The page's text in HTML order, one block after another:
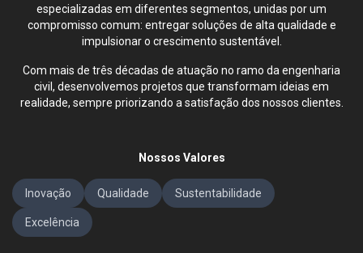
especializadas em diferentes segmentos, unidas por um
compromisso comum: entregar soluções de alta qualidade e
impulsionar o crescimento sustentável.
Com mais de três décadas de atuação no ramo da engenharia
civil, desenvolvemos projetos que transformam ideias em
realidade, sempre priorizando a satisfação dos nossos clientes.
Nossos Valores
Inovação Qualidade Sustentabilidade
Excelência